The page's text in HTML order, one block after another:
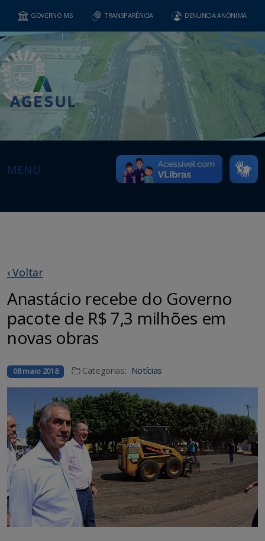
GOVERNO MS TRANSPARÊNCIA DENUNCIA ANÔNIMA
MENU
‹ Voltar
Anastácio recebe do Governo
pacote de R$ 7,3 milhões em
novas obras
08 maio 2018 Categorias: Notícias